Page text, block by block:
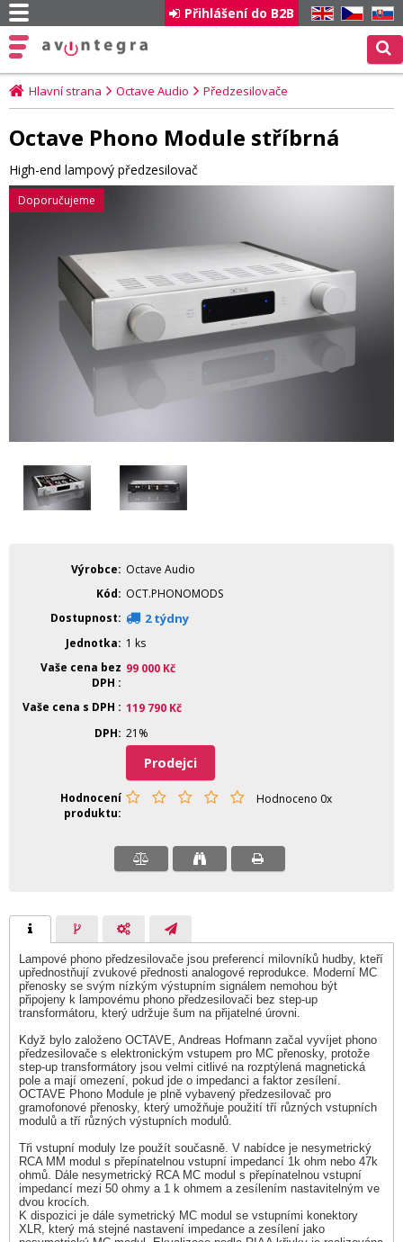
EN CZ SK
Přihlášení do B2B
Hlavní strana Octave Audio Předzesilovače
Octave Phono Module stříbrná
High-end lampový předzesilovač
Doporučujeme
Výrobce
Octave Audio
Kód
OCT.PHONOMODS
Dostupnost
2 týdny
Jednotka
1 ks
Vaše cena bez
DPH
99 000 Kč
Vaše cena s DPH 119 790 Kč
DPH 21%
Prodejci
Hodnocení
produktu
Hodnoceno 0x
Lampové phono předzesilovače jsou preferencí milovníků hudby, kteří
upřednostňují zvukové přednosti analogové reprodukce. Moderní MC
přenosky se svým nízkým výstupním signálem nemohou být
připojeny k lampovému phono předzesilovači bez step-up
transformátoru, který udržuje šum na přijatelné úrovni.
Když bylo založeno OCTAVE, Andreas Hofmann začal vyvíjet phono
předzesilovače s elektronickým vstupem pro MC přenosky, protože
step-up transformátory jsou velmi citlivé na rozptýlená magnetická
pole a mají omezení, pokud jde o impedanci a faktor zesílení.
OCTAVE Phono Module je plně vybavený předzesilovač pro
gramofonové přenosky, který umožňuje použití tří různých vstupních
modulů a tří různých výstupních modulů.
Tři vstupní moduly lze použít současně. V nabídce je nesymetrický
RCA MM modul s přepínatelnou vstupní impedancí 1k ohm nebo 47k
ohmů. Dále nesymetrický RCA MC modul s přepínatelnou vstupní
impedancí mezi 50 ohmy a 1 k ohmem a zesílením nastavitelným ve
dvou krocích.
K dispozici je dále symetrický MC modul se vstupními konektory
XLR, který má stejné nastavení impedance a zesílení jako